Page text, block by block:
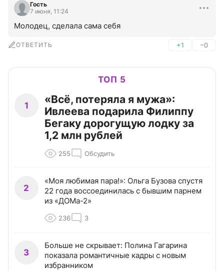
Гость
7 июня, 11:24
Молодец, сделала сама себя
ОТВЕТИТЬ +1 –0
ТОП 5
1
«Всё, потеряла я мужа»:
Ивлеева подарила Филиппу
Бегаку дорогущую лодку за
1,2 млн рублей
255 Обсудить
2
«Моя любимая пара!»: Ольга Бузова спустя
22 года воссоединилась с бывшим парнем
из «ДОМа-2»
236 3
3
Больше не скрывает: Полина Гагарина
показала романтичные кадры с новым
избранником